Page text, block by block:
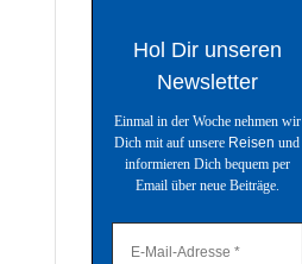
Hol Dir unseren
Newsletter
Einmal in der Woche nehmen wir
Dich mit auf unsere Reisen und
informieren Dich bequem per
Email über neue Beiträge.